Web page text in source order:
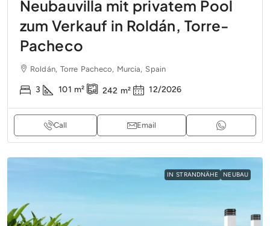
Neubauvilla mit privatem Pool
zum Verkauf in Roldán, Torre-
Pacheco
Roldán, Torre Pacheco, Murcia, Spain
3 101 m² 242 m² 12/2026
Call Email
IN STRANDNÄHE NEUBAU